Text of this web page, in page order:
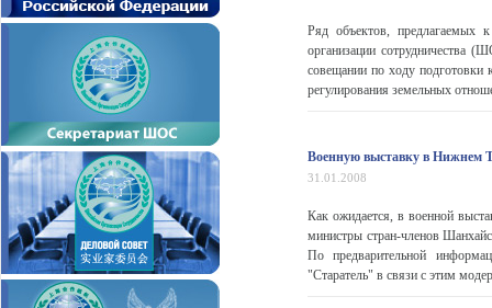
Ряд объектов, предлагаемых
организации сотрудничества
совещании по ходу подготовки
регулирования земельных
Военную выставку в Нижнем
31.01.2008
Как ожидается, в военной
министры стран-членов
По предварительной
"Старатель" в связи с этим